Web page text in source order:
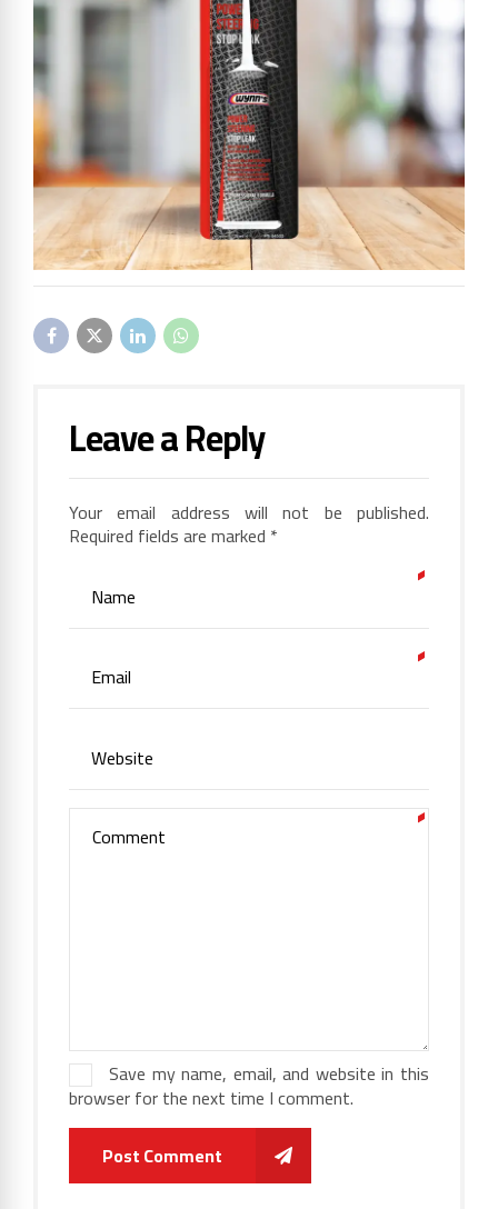
Leave a Reply
Your email address will not be published.
Required fields are marked *
Save my name, email, and website in this
browser for the next time I comment.
Post Comment